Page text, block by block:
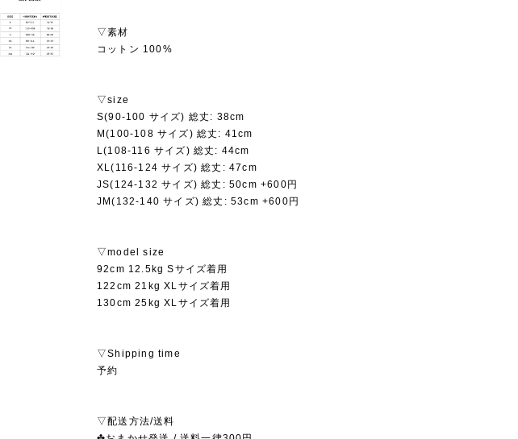
▽素材
コットン 100%
▽size
S(90-100 サイズ) 総丈: 38cm
M(100-108 サイズ) 総丈: 41cm
L(108-116 サイズ) 総丈: 44cm
XL(116-124 サイズ) 総丈: 47cm
JS(124-132 サイズ) 総丈: 50cm +600円
JM(132-140 サイズ) 総丈: 53cm +600円
▽model size
92cm 12.5kg Sサイズ着用
122cm 21kg XLサイズ着用
130cm 25kg XLサイズ着用
▽Shipping time
予約
▽配送方法/送料